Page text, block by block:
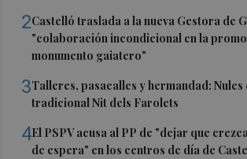
2Castelló traslada a la nueva Gestora de
"colaboración incondicional en la
monumento gaiatero"
3Talleres, pasacalles y hermandad: Nules
tradicional Nit dels Farolets
4El PSPV acusa al PP de "dejar que
de espera" en los centros de día de